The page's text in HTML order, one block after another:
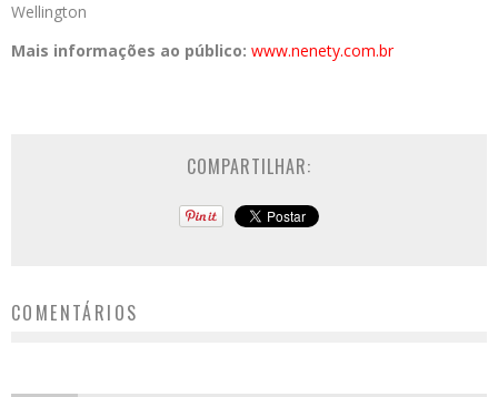
Wellington
Mais informações ao público: www.nenety.com.br
COMPARTILHAR:
COMENTÁRIOS